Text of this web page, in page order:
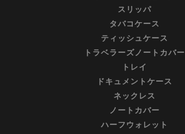
スリッパ
タバコケース
ティッシュケース
トラベラーズノートカバー
トレイ
ドキュメントケース
ネックレス
ノートカバー
ハーフウォレット